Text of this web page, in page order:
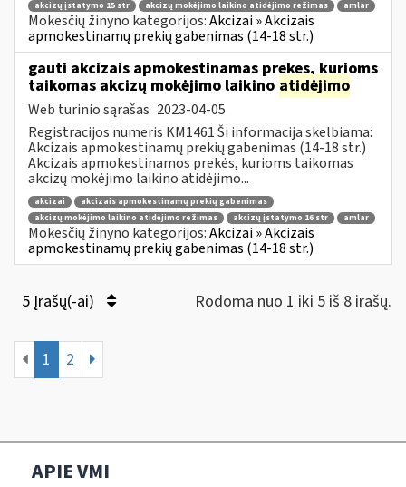
akcizų įstatymo 15 str akcizų mokėjimo laikino atidėjimo režimas amlar
Mokesčių žinyno kategorijos:Akcizai » Akcizais
apmokestinamų prekių gabenimas (14-18 str.)
gauti akcizais apmokestinamas prekes, kurioms
taikomas akcizų mokėjimo laikino atidėjimo
Web turinio sąrašas 2023-04-05
Registracijos numeris KM1461 Ši informacija skelbiama:
Akcizais apmokestinamų prekių gabenimas (14-18 str.)
Akcizais apmokestinamos prekės, kurioms taikomas
akcizų mokėjimo laikino atidėjimo...
akcizai
akcizais apmokestinamų prekių gabenimas
akcizų mokėjimo laikino atidėjimo režimas
akcizų įstatymo 16 str amlar
Mokesčių žinyno kategorijos:Akcizai » Akcizais
apmokestinamų prekių gabenimas (14-18 str.)
5 Įrašų(-ai) Rodoma nuo 1 iki 5 iš 8 irašų.
1 2
APIE VMI